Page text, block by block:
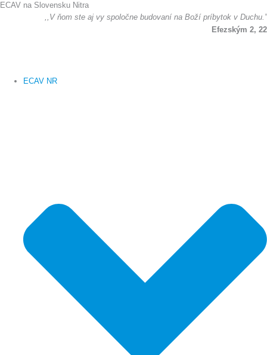
Preskočiť
ECAV na Slovensku Nitra
,,V ňom ste aj vy spoločne budovaní na Boží príbytok v Duchu.”
Efezským 2, 22
ECAV NR